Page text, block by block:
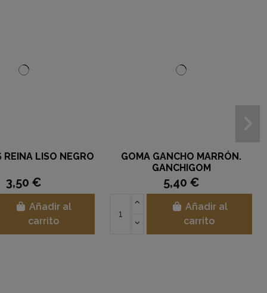
REINA LISO NEGRO
3,50 €
Añadir al
carrito
GOMA GANCHO MARRÓN.
GANCHIGOM
5,40 €
Añadir al
carrito